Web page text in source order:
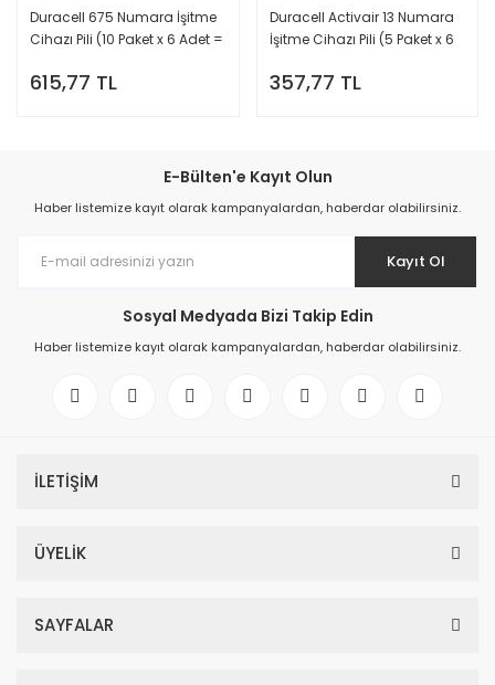
Duracell 675 Numara İşitme
Cihazı Pili (10 Paket x 6 Adet =
Cihazı Hortumu (8 Adet),
615,77 TL
Duracell Activair 13 Numara
İşitme Cihazı Pili (5 Paket x 6
İşitme Cihazı El Pompası
357,77 TL
E-Bülten'e Kayıt Olun
Haber listemize kayıt olarak kampanyalardan, haberdar olabilirsiniz.
Kayıt Ol
Sosyal Medyada Bizi Takip Edin
Haber listemize kayıt olarak kampanyalardan, haberdar olabilirsiniz.
İLETİŞİM
ÜYELİK
SAYFALAR